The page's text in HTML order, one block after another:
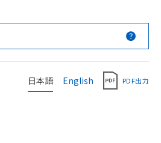
日本語 English PDF出力